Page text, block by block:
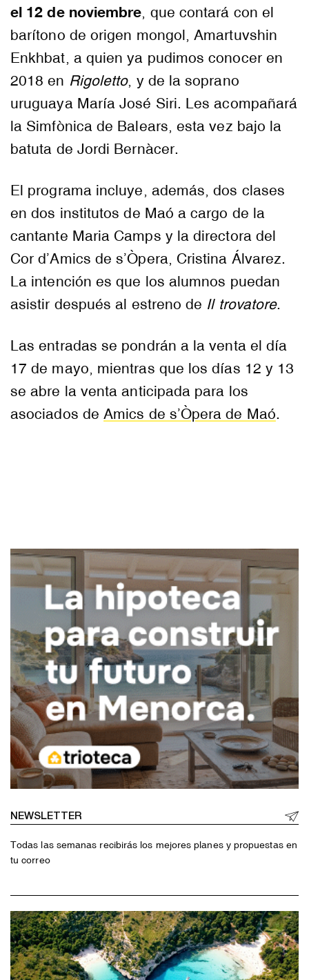
el 12 de noviembre, que contará con el
barítono de origen mongol, Amartuvshin
Enkhbat, a quien ya pudimos conocer en
2018 en Rigoletto, y de la soprano
uruguaya María José Siri. Les acompañará
la Simfònica de Balears, esta vez bajo la
batuta de Jordi Bernàcer.
El programa incluye, además, dos clases
en dos institutos de Maó a cargo de la
cantante Maria Camps y la directora del
Cor d’Amics de s’Òpera, Cristina Álvarez.
La intención es que los alumnos puedan
asistir después al estreno de Il trovatore.
Las entradas se pondrán a la venta el día
17 de mayo, mientras que los días 12 y 13
se abre la venta anticipada para los
asociados deAmics de s’Òpera de Maó.
NEWSLETTER
Todas las semanas recibirás los mejores planes y propuestas en
tu correo